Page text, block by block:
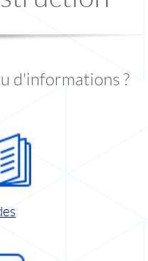
d'informations ?